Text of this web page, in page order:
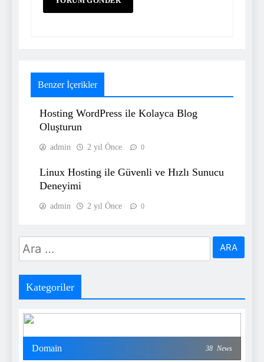
Benzer İçerikler
Hosting WordPress ile Kolayca Blog
Oluşturun
admin 2 yıl Önce 0
Linux Hosting ile Güvenli ve Hızlı Sunucu
Deneyimi
admin 2 yıl Önce 0
Arama:
Kategoriler
Domain 38 News